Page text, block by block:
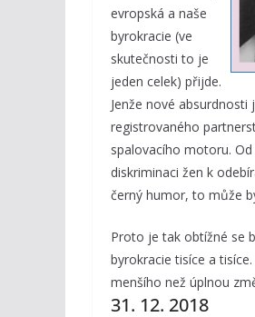
evropská a naše
byrokracie (ve
skutečnosti to je
jeden celek) přijde.
Jenže nové
registrovaného
spalovacího motoru.
diskriminaci žen k
černý humor, to může
Proto je tak obtížné se
byrokracie tisíce a
menšího než úplnou
31. 12. 2018